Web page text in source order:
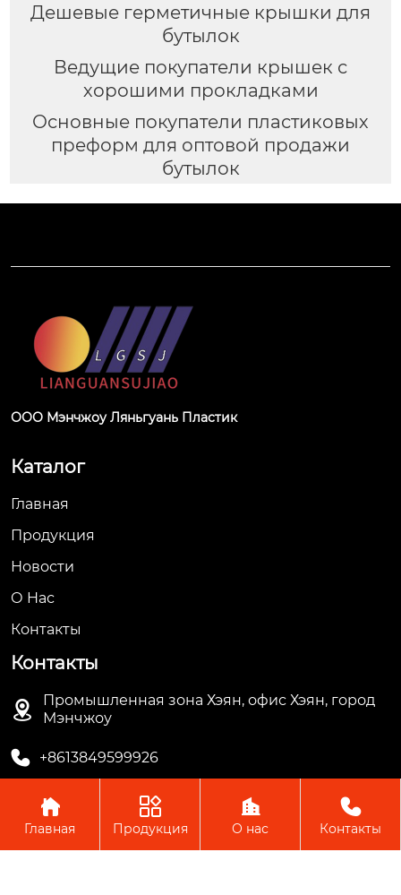
Дешевые герметичные крышки для
бутылок
Ведущие покупатели крышек с
хорошими прокладками
Основные покупатели пластиковых
преформ для оптовой продажи
бутылок
ООО Мэнчжоу Ляньгуань Пластик
Каталог
Главная
Продукция
Новости
О Hас
Контакты
Контакты

Промышленная зона Хэян, офис Хэян, город
Мэнчжоу
 +8613849599926
Авторское право © ООО Мэнчжоу Ляньгуань Пластик

Главная

Продукция

О нас

Контакты